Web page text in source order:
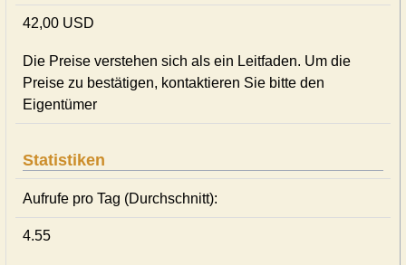
42,00 USD
Die Preise verstehen sich als ein Leitfaden. Um die
Preise zu bestätigen, kontaktieren Sie bitte den
Eigentümer
Statistiken
Aufrufe pro Tag (Durchschnitt):
4.55